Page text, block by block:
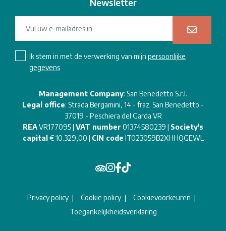
Newsletter
Ik stem in met de verwerking van mijn persoonlijke
gegevens
Management Company: San Benedetto S.r.l.
Legal office: Strada Bergamini, 14 - fraz. San Benedetto -
37019 - Peschiera del Garda VR
REAVR177095 | VAT number 01374580239 | Society's
capital € 10.329,00 | CIN code IT023059B2XHHQGEWL
Privacy policy Cookie policy
Cookievoorkeuren
Toegankelijkheidsverklaring